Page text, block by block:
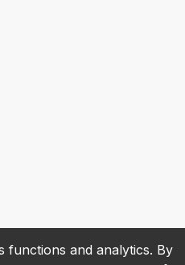
functions and analytics. By